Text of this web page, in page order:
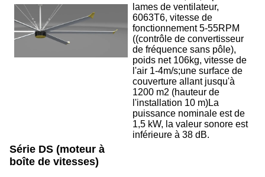
lames de ventilateur,
6063T6, vitesse de
fonctionnement 5-55RPM
((contrôle de convertisseur
de fréquence sans pôle),
poids net 106kg, vitesse de
l'air 1-4m/s;une surface de
couverture allant jusqu'à
1200 m2 (hauteur de
l'installation 10 m)La
puissance nominale est de
1,5 kW, la valeur sonore est
inférieure à 38 dB.
Série DS (moteur à
boîte de vitesses)